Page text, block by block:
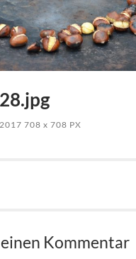
708x 708 PX
Kommentar